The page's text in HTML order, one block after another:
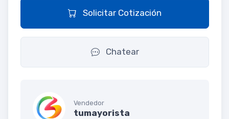
Solicitar Cotización
Chatear
Vendedor
tumayorista